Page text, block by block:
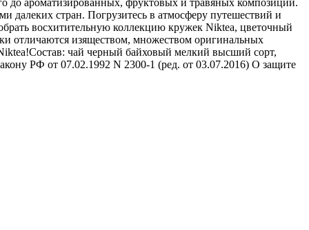
стран. Погрузитесь в атмосферу путешествий и
восхитительную коллекцию кружек Niktea, цветочный
отличаются изяществом, множеством оригинальных
чай черный байховый мелкий высший сорт,
РФ от 07.02.1992 N 2300-1 (ред. от 03.07.2016) О защите